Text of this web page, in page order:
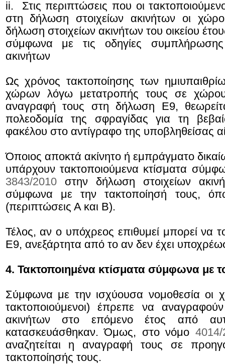
ii. Στις περιπτώσεις που οι
στη δήλωση στοιχείων ακινήτων οι
δήλωση στοιχείων ακινήτων του οικείου
σύμφωνα με τις οδηγίες
ακινήτων
Ως χρόνος τακτοποίησης των
χώρων λόγω μετατροπής τους σε
αναγραφή τους στη δήλωση Ε9,
πολεοδομία της σφραγίδας για τη
φακέλου στο αντίγραφο της υποβληθείσας
Όποιος αποκτά ακίνητο ή εμπράγματο
υπάρχουν τακτοποιούμενα κτίσματα
3843/2010στην δήλωση στοιχείων
σύμφωνα με την τακτοποίησή τους,
(περιπτώσεις Α και Β).
Τέλος, αν ο υπόχρεος επιθυμεί μπορεί να
Ε9, ανεξάρτητα από το αν δεν έχει
4. Τακτοποιημένα κτίσματα σύμφωνα με
Σύμφωνα με την ισχύουσα νομοθεσία οι
τακτοποιούμενοι) έπρεπε να
ακινήτων στο επόμενο έτος από
κατασκευάσθηκαν. Όμως, στο νόμο 4014/
αναζητείται η αναγραφή τους σε
τακτοποίησής τους.